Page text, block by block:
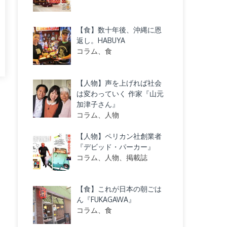
【食】数十年後、沖縄に恩
返し。HABUYA
コラム、食
【人物】声を上げれば社会
は変わっていく 作家『山元
加津子さん』
コラム、人物
【人物】ペリカン社創業者
『デビッド・パーカー』
コラム、人物、掲載誌
【食】これが日本の朝ごは
ん『FUKAGAWA』
コラム、食